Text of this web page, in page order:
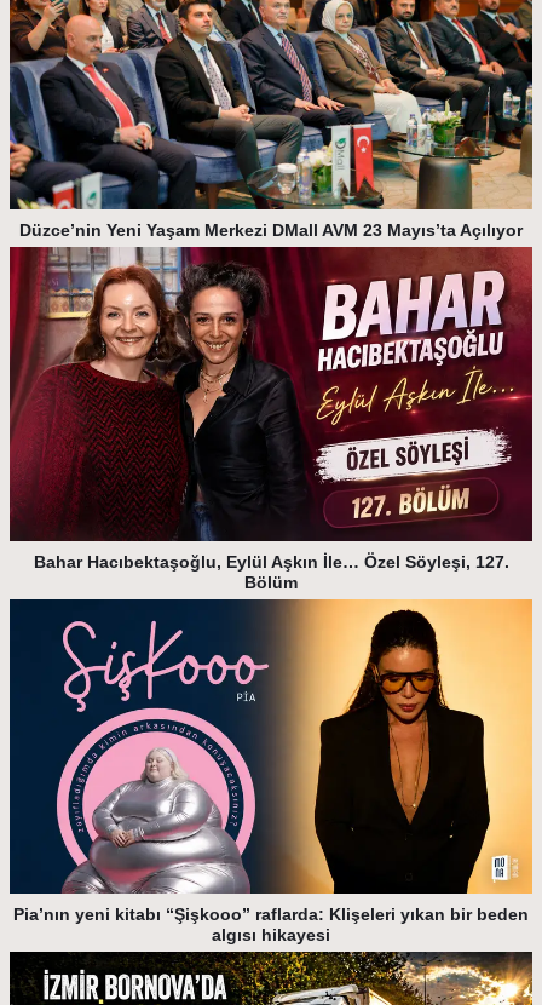
Düzce’nin Yeni Yaşam Merkezi DMall AVM 23 Mayıs’ta Açılıyor
Bahar Hacıbektaşoğlu, Eylül Aşkın İle… Özel Söyleşi, 127.
Bölüm
Pia’nın yeni kitabı “Şişkooo” raflarda: Klişeleri yıkan bir beden
algısı hikayesi